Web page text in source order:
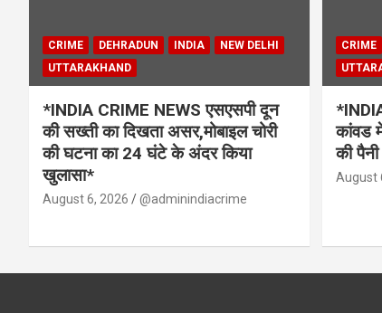
CRIME DEHRADUN INDIA
NEW DELHI
UTTARAKHAND
*INDIA CRIME NEWS एसएसपी दून
की सख्ती का दिखता असर,मोबाइल चोरी
की घटना का 24 घंटे के अंदर किया
खुलासा*
August 6, 2026 @adminindiacrime
CRIME
कांवड
की
August